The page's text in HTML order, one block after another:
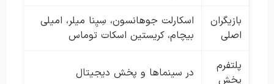
بازیگران
اصلی
اسکارلت جوهانسون، سِیِنا میلر، امیلی
بیچام، کریستین اسکات توماس
پلتفرم
پخش
در سینماها و پخش دیجیتال